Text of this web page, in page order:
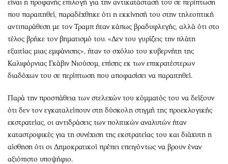
είναι η προφανής επιλογή για την αντικατάστασή του σε περίπτωση
που παραιτηθεί, παραδέχθηκε ότι η εκκίνησή του στην τηλεοπτική
αντιπαράθεση με τον Τραμπ ήταν κάπως βραδυφλεγής, αλλά ότι στο
τέλος βρήκε τον βηματισμό του. «Δεν του γυρίζεις την πλάτη
εξαιτίας μιας εμφάνισης», ήταν το σχόλιο του κυβερνήτη της
Καλιφόρνιας Γκάβιν Νιούσομ, επίσης εκ των επικρατέστερων
διαδόχων του σε περίπτωση που αποφασίσει να παραιτηθεί.
Παρά την προσπάθεια των στελεχών του κόμματός του να δείξουν
ότι δεν τον εγκαταλείπουν στη δύσκολη στιγμή της προεκλογικής
εκστρατείας, οι αντιδράσεις των πολιτικών αναλυτών ήταν
καταστροφικές για τη συνέχιση της εκστρατείας του και διάχυτη η
αίσθηση ότι οι Δημοκρατικοί πρέπει επειγόντως να βρουν έναν
αξιόπιστο υποψήφιο.